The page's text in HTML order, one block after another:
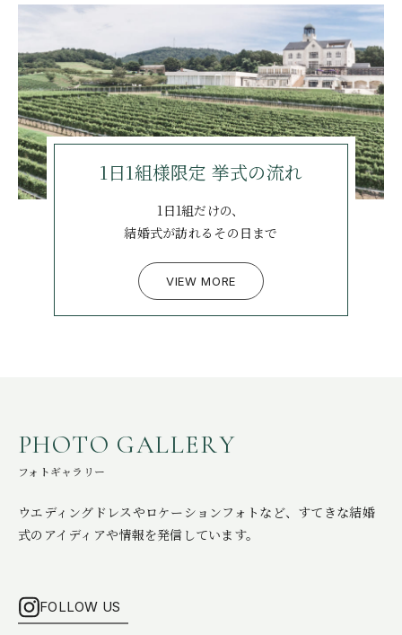
1日1組様限定 挙式の流れ
1日1組だけの、
結婚式が訪れるその日まで
VIEW MORE
PHOTO GALLERY
フォトギャラリー
ウエディングドレスやロケーションフォトなど、 すてきな結婚
式のアイディアや情報を発信しています。
FOLLOW US